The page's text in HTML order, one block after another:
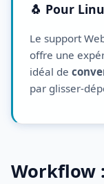
🐧 Pour
Le support
offre une
idéal de
par glisser-
Workflow